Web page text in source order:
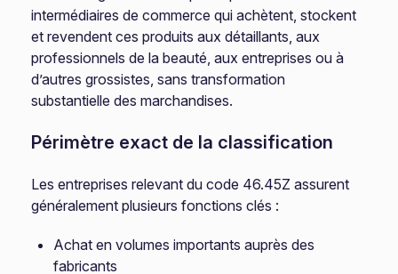
intermédiaires de commerce qui achètent, stockent
et revendent ces produits aux détaillants, aux
professionnels de la beauté, aux entreprises ou à
d’autres grossistes, sans transformation
substantielle des marchandises.
Périmètre exact de la classification
Les entreprises relevant du code 46.45Z assurent
généralement plusieurs fonctions clés :
Achat en volumes importants auprès des
fabricants